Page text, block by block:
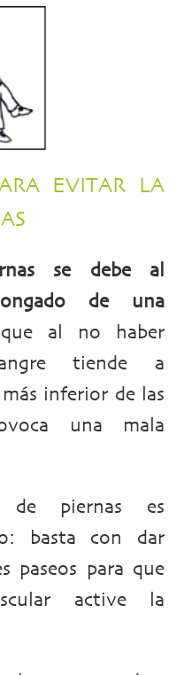
EVITAR LA
se debe al
de una
al no haber
tiende a
inferior de las
una mala
de piernas es
basta con dar
paseos para que
active la